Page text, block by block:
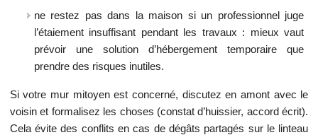
ne restez pas dans la maison si un professionnel juge
l’étaiement insuffisant pendant les travaux : mieux vaut
prévoir une solution d’hébergement temporaire que
prendre des risques inutiles.
Si votre mur mitoyen est concerné, discutez en amont avec le
voisin et formalisez les choses (constat d’huissier, accord écrit).
Cela évite des conflits en cas de dégâts partagés sur le linteau